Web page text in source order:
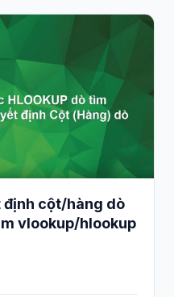
định cột/hàng dò
vlookup/hlookup